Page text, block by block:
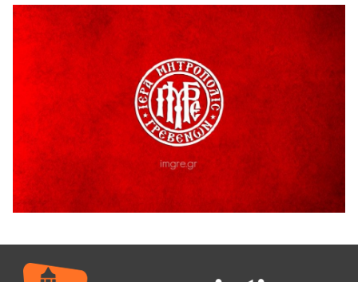
Ο ΑΝΔΡΕΑΣ ΑΣΛΑΝΙΔΗΣ ΣΥΝΕΧΙΖΕΙ ΣΤΟΝ ΠΡΩΤΕΑ
ΓΡΕΒΕΝΩΝ
Ευχαριστήριο Εκπολιτιστικού Συλλόγου Ταξιάρχη προς κ.
Παρασχάκη Αθανάσιο
5 Αυγούστου 2026
Διακοπή υδροδότησης του Α΄ κλάδου ύδρευσης
5 Αυγούστου 2026
Η Marseaux στα Γρεβενά για μια μοναδική συναυλία
5 Αυγούστου 2026
Καλοκαιριού 2026» με την βραβευμένη ταινία «Μικρές
Ανάσες».